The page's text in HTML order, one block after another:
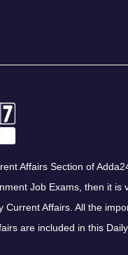
Affairs Section of
Job Exams, then it is
Current Affairs. All the
are included in this